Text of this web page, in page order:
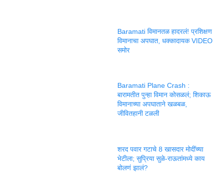
Baramati विमानतळ हादरलं! प्रशिक्षण
विमानाचा अपघात, धक्कादायक VIDEO
समोर
Baramati Plane Crash :
बारामतीत पुन्हा विमान कोसळलं; शिकाऊ
विमानाच्या अपघाताने खळबळ,
जीवितहानी टळली
शरद पवार गटाचे 8 खासदार मोदींच्या
भेटीला; सुप्रिया सुळे-राऊतांमध्ये काय
बोलणं झालं?